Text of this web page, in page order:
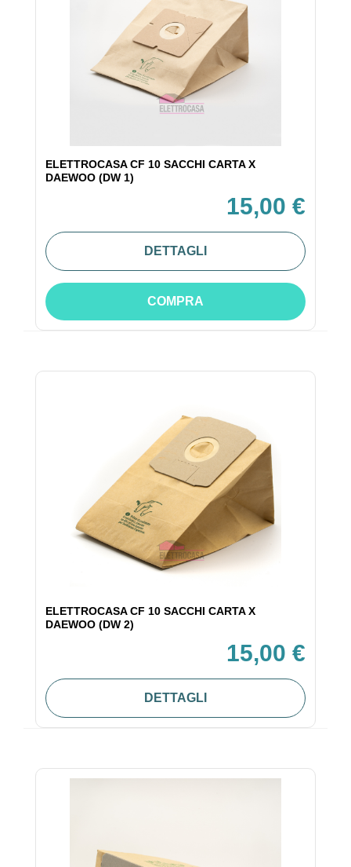
ELETTROCASA CF 10 SACCHI CARTA X
DAEWOO (DW 1)
15,00 €
DETTAGLI
COMPRA
ELETTROCASA CF 10 SACCHI CARTA X
DAEWOO (DW 2)
15,00 €
DETTAGLI